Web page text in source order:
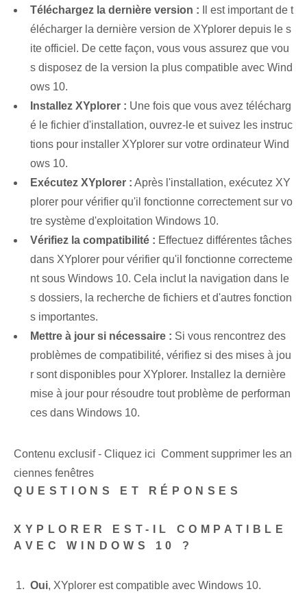
Téléchargez la dernière version : Il est important de t
élécharger la dernière version de XYplorer depuis le s
ite officiel. De cette façon, vous vous assurez que vou
s disposez de la version la plus compatible avec Wind
ows 10.
Installez XYplorer : Une fois que vous avez télécharg
é le fichier d'installation, ouvrez-le et suivez les instruc
tions pour installer XYplorer sur votre ordinateur Wind
ows 10.
Exécutez XYplorer : Après l'installation, exécutez XY
plorer pour vérifier qu'il fonctionne correctement sur vo
tre système d'exploitation Windows 10.
Vérifiez la compatibilité : Effectuez différentes tâches
dans XYplorer pour vérifier qu'il fonctionne correcteme
nt sous Windows 10. Cela inclut la navigation dans le
s dossiers, la recherche de fichiers et d'autres fonction
s importantes.
Mettre à jour si nécessaire : Si vous rencontrez des
problèmes de compatibilité, vérifiez si des mises à jou
r sont disponibles pour XYplorer. Installez la dernière
mise à jour pour résoudre tout problème de performan
ces dans Windows 10.
Contenu exclusif - Cliquez ici Comment supprimer les an
ciennes fenêtres
QUESTIONS ET RÉPONSES
XYPLORER EST-IL COMPATIBLE
AVEC WINDOWS 10 ?
Oui, XYplorer est compatible avec Windows 10.